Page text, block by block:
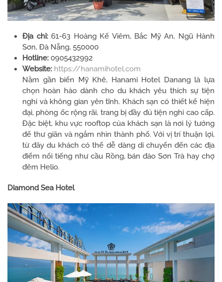
Địa chỉ:61-63 Hoàng Kế Viêm, Bắc Mỹ An, Ngũ Hành
Sơn, Đà Nẵng, 550000
Hotline: 0905432992
Website: https://hanamihotel.com
Nằm gần biển Mỹ Khê, Hanami Hotel Danang là lựa
chọn hoàn hảo dành cho du khách yêu thích sự tiện
nghi và không gian yên tĩnh. Khách sạn có thiết kế hiện
đại, phòng ốc rộng rãi, trang bị đầy đủ tiện nghi cao cấp.
Đặc biệt, khu vực rooftop của khách sạn là nơi lý tưởng
để thư giãn và ngắm nhìn thành phố. Với vị trí thuận lợi,
từ đây du khách có thể dễ dàng di chuyển đến các địa
điểm nổi tiếng như cầu Rồng, bán đảo Sơn Trà hay chợ
đêm Helio.
Diamond Sea Hotel